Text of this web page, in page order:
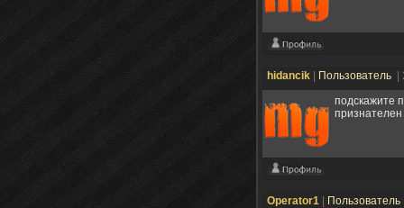
hidancik Пользователь
подскажите
Operator1 Пользователь